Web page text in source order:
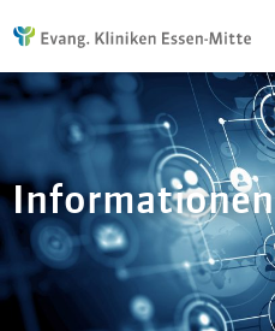
Informationen